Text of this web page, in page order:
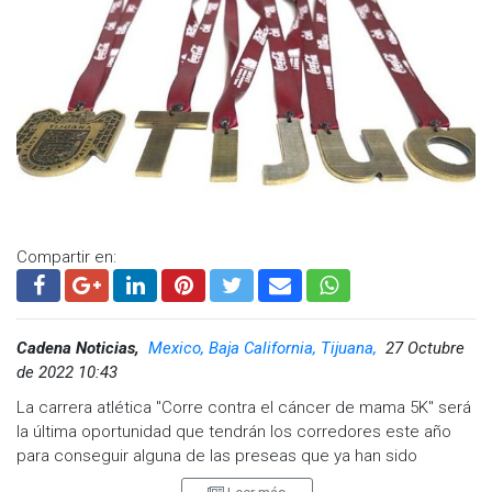
www.cadenanoticias.com| Twitter:@cadena_noticias
Facebook:@cadenanoticiasmx| Instagram:
@cadenanoticiasmx
| TikTok:@CadenaNoticias| Telegram:
https://t.me/GrupoCadenaResumen
|
Compartir en:
Cadena Noticias, Mexico, Baja California, Tijuana, 27 Octubre
de 2022 10:43
La carrera atlética "Corre contra el cáncer de mama 5K" será
la última oportunidad que tendrán los corredores este año
para conseguir alguna de las preseas que ya han sido
entregadas en el Serial Atlético Delegacional 2022, evento